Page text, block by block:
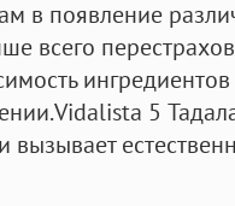
в появление
всего
5
вызывает